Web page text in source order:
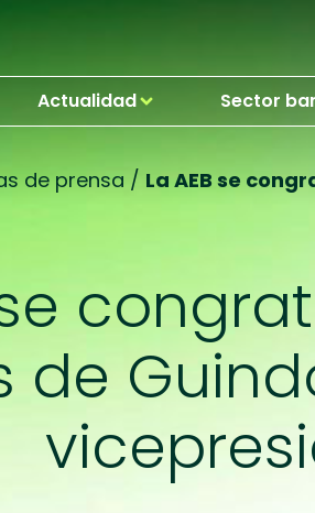
Actualidad Sector
de prensa / La AEB se
se
de